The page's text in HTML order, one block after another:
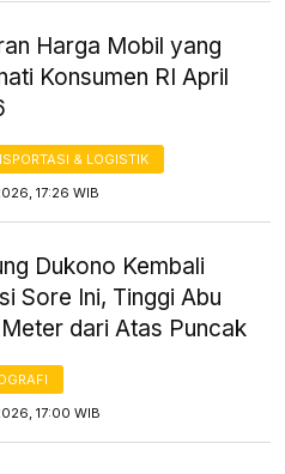
Harga Mobil yang
Konsumen RI April
& LOGISTIK
17:26 WIB
Dukono Kembali
Sore Ini, Tinggi Abu
dari Atas Puncak
17:00 WIB